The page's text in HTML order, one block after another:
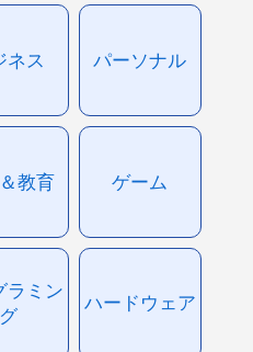
ネス パーソナル
教育 ゲーム
ラミン
グ
ハードウェア